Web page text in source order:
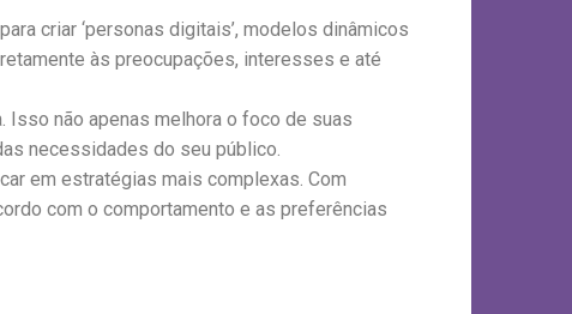
criar ‘personas digitais’, modelos dinâmicos
às preocupações, interesses e até
Isso não apenas melhora o foco de suas
necessidades do seu público.
em estratégias mais complexas. Com
com o comportamento e as preferências